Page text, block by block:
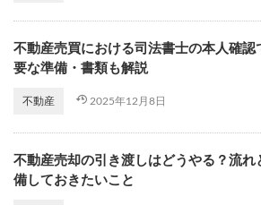
不動産売買における司法書士の本人確認
要な準備・書類も解説
不動産 2025年12月8日
不動産売却の引き渡しはどうやる？流れ
備しておきたいこと